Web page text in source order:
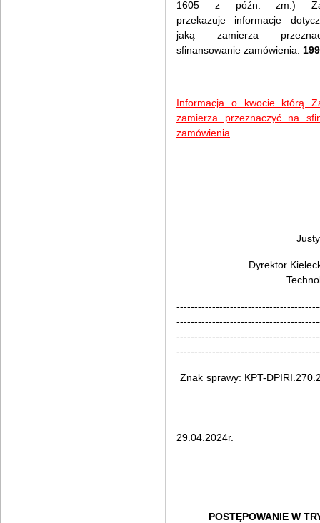
1605 z późn. zm.)
przekazuje informacje
jaką zamierza
sfinansowanie zamówienia:
Informacja o kwocie którą
zamierza przeznaczyć na
zamówienia
Dyrektor
Znak sprawy: KPT-
29.04.2024r.
POSTĘPOWANIE W